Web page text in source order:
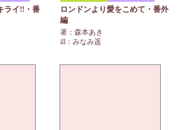
ライ!!・番
ロンドンより愛をこめて・番外
編
著：森本あき
ill：みなみ遥